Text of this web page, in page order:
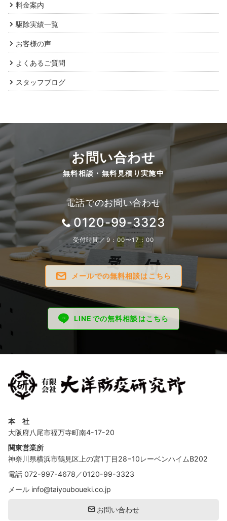
料金案内
駆除実績一覧
お客様の声
よくあるご質問
スタッフブログ
お問い合わせ
無料相談・無料見積り実施中
電話でのお問い合わせ
0120-99-3323
受付時間／9：00〜17：00
メールでの無料相談はこちら
LINEでの無料相談はこちら
本 社
大阪府八尾市福万寺町南4-17-20
関東営業所
神奈川県横浜市鶴見区上の宮1丁目28−10レーベンハイムB202
電話 072-997-4678 ／0120-99-3323
メール info@taiyouboueki.co.jp
お問い合わせ